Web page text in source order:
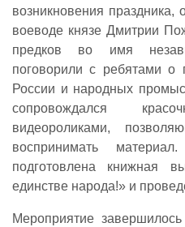
возникновения
воеводе князе Дмитрии
предков во имя
поговорили с ребятами о
России и народных
сопровождался
видеороликами,
воспринимать
подготовлена книжная
единстве народа!» и
Мероприятие